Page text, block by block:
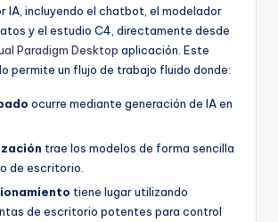
IA, incluyendo el chatbot, el modelador
y el estudio C4, directamente desde
Paradigm Desktop aplicación. Este
permite un flujo de trabajo fluido donde:
ocurre mediante generación de IA en
trae los modelos de forma sencilla
de escritorio.
tiene lugar utilizando
de escritorio potentes para control